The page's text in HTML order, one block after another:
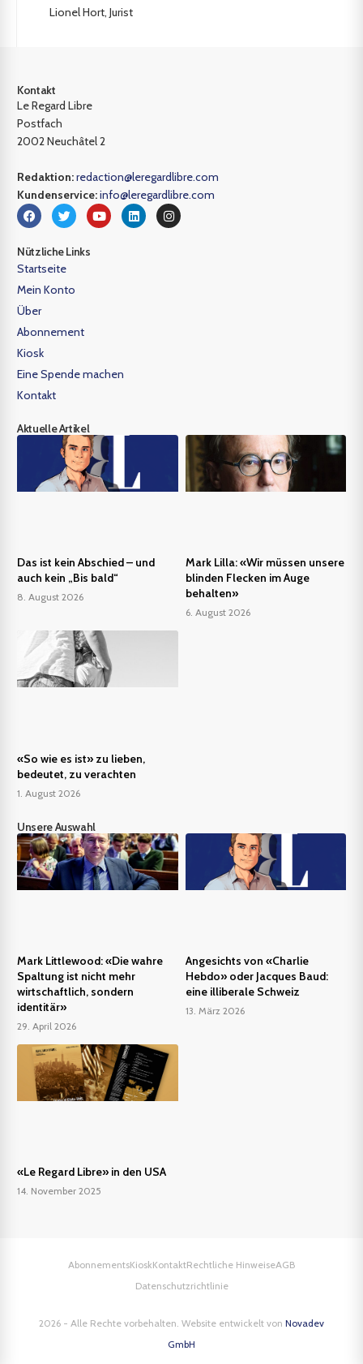
Lionel Hort, Jurist
Kontakt
Le Regard Libre
Postfach
2002 Neuchâtel 2
Redaktion:redaction@leregardlibre.com
Kundenservice:info@leregardlibre.com
Nützliche Links
Startseite
Mein Konto
Über
Abonnement
Kiosk
Eine Spende machen
Kontakt
Aktuelle Artikel
Das ist kein Abschied – und
auch kein „Bis bald“
8. August 2026
Mark Lilla: «Wir müssen unsere
blinden Flecken im Auge
behalten»
6. August 2026
«So wie es ist» zu lieben,
bedeutet, zu verachten
1. August 2026
Unsere Auswahl
Mark Littlewood: «Die wahre
Spaltung ist nicht mehr
wirtschaftlich, sondern
identitär»
29. April 2026
Angesichts von «Charlie
Hebdo» oder Jacques Baud:
eine illiberale Schweiz
13. März 2026
«Le Regard Libre» in den USA
14. November 2025
2026 - Alle Rechte vorbehalten. Website entwickelt von Novadev
GmbH
AbonnementsKioskKontaktRechtliche HinweiseAGB
Datenschutzrichtlinie